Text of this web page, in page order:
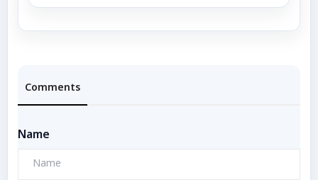
Comments
Name